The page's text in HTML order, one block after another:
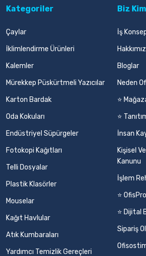
Kategoriler
Çaylar
İklimlendirme Ürünleri
Kalemler
Mürekkep Püskürtmeli Yazıcılar
Karton Bardak
Oda Kokuları
Endüstriyel Süpürgeler
Fotokopi Kağıtları
Telli Dosyalar
Plastik Klasörler
Mouselar
Kağıt Havlular
Atık Kumbaraları
Yardımcı Temizlik Gereçleri
Biz
İş
Bloglar
Neden
⭐
⭐
İnsan
Kişisel
Kanunu
İşlem
⭐
⭐ Dijital
Sipariş